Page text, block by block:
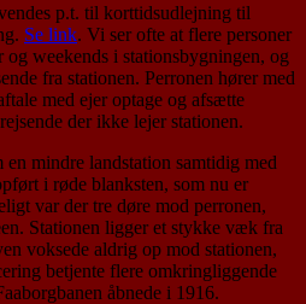
p.t. til korttidsudlejning til
Se link. Vi ser ofte at flere personer
weekends i stationsbygningen, og
fra stationen. Perronen hører med
med ejer optage og afsætte
der ikke lejer stationen.
mindre landstation samtidig med
i røde blanksten, som nu er
var der tre døre mod perronen,
Stationen ligger et stykke væk fra
voksede aldrig op mod stationen,
betjente flere omkringliggende
åbnede i 1916.